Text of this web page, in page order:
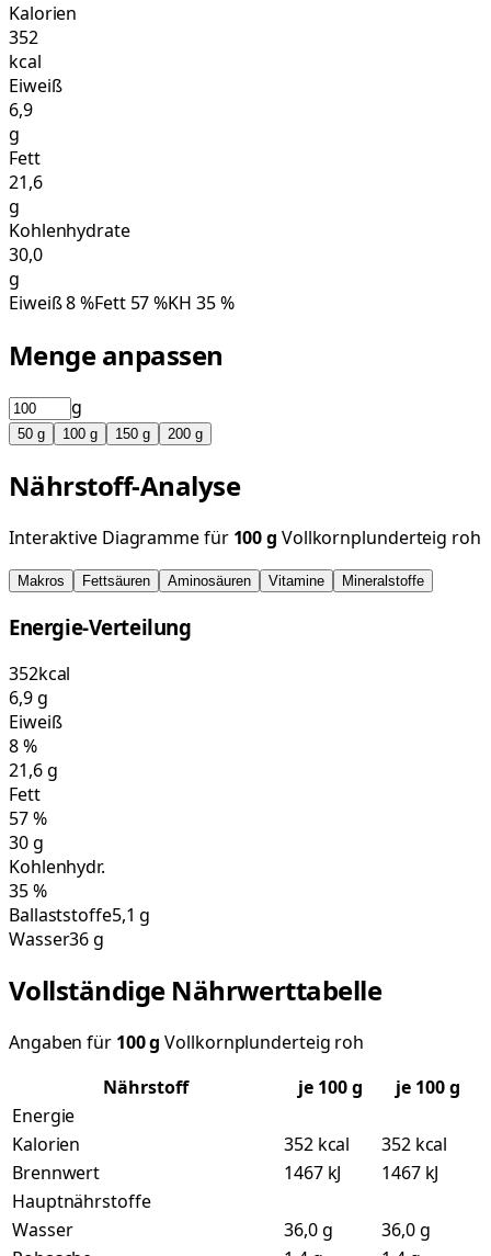
Kalorien
352
kcal
Eiweiß
6,9
g
Fett
21,6
g
Kohlenhydrate
30,0
g
Eiweiß8%Fett 57%KH 35%
Menge anpassen
g
50 g 100 g 150 g 200 g
Nährstoff-Analyse
Interaktive Diagramme für 100g Vollkornplunderteig roh
Makros Fettsäuren Aminosäuren Vitamine Mineralstoffe
Energie-Verteilung
352kcal
6,9g
Eiweiß
8%
21,6g
Fett
57%
30g
Kohlenhydr.
35%
Ballaststoffe5,1 g
Wasser36 g
Vollständige Nährwerttabelle
Angaben für 100g Vollkornplunderteig roh
Nährstoff
je 100g
je 100 g
Energie
Kalorien
352 kcal
352 kcal
Brennwert
1467 kJ
1467 kJ
Hauptnährstoffe
Wasser
36,0 g
36,0 g